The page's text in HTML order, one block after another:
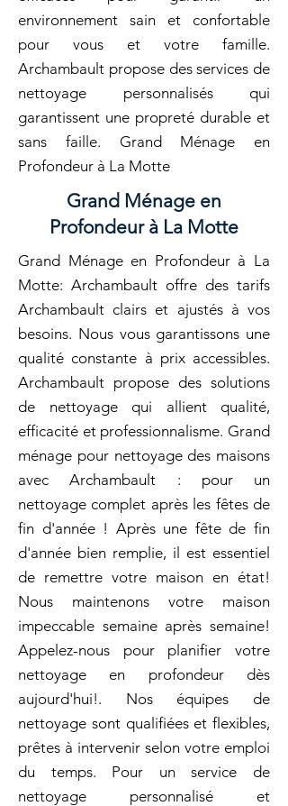
environnement sain et confortable
pour vous et votre famille.
Archambault propose des services de
nettoyage personnalisés qui
garantissent une propreté durable et
sans faille. Grand Ménage en
Profondeur à La Motte
Grand Ménage en
Profondeur à La Motte
Grand Ménage en Profondeur à La
Motte: Archambault offre des tarifs
Archambault clairs et ajustés à vos
besoins. Nous vous garantissons une
qualité constante à prix accessibles.
Archambault propose des solutions
de nettoyage qui allient qualité,
efficacité et professionnalisme. Grand
ménage pour nettoyage des maisons
avec Archambault : pour un
nettoyage complet après les fêtes de
fin d'année ! Après une fête de fin
d'année bien remplie, il est essentiel
de remettre votre maison en état!
Nous maintenons votre maison
impeccable semaine après semaine!
Appelez-nous pour planifier votre
nettoyage en profondeur dès
aujourd'hui!. Nos équipes de
nettoyage sont qualifiées et flexibles,
prêtes à intervenir selon votre emploi
du temps. Pour un service de
nettoyage personnalisé et